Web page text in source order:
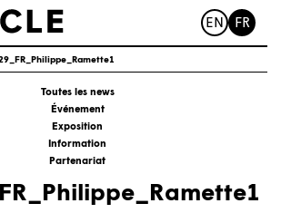
EN FR
Toutes les news
Événement
Exposition
Information
Partenariat